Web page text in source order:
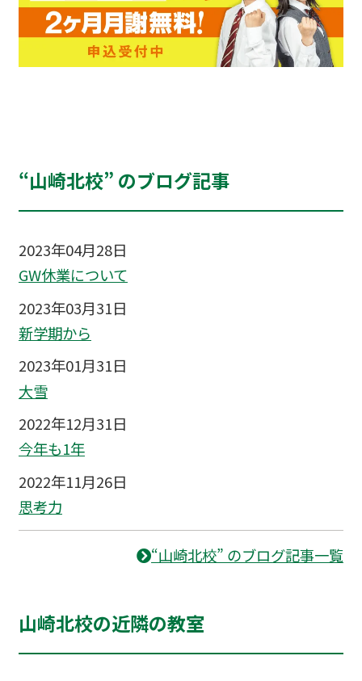
“山崎北校” のブログ記事
2023年04月28日
GW休業について
2023年03月31日
新学期から
2023年01月31日
大雪
2022年12月31日
今年も1年
2022年11月26日
思考力
“山崎北校” のブログ記事一覧
山崎北校の近隣の教室